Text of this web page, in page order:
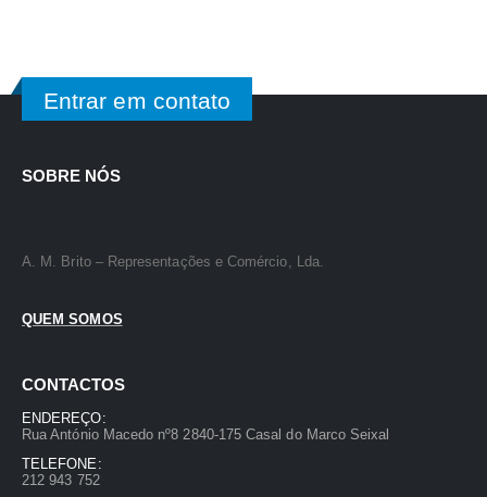
Entrar em contato
SOBRE NÓS
A. M. Brito – Representações e Comércio, Lda.
QUEM SOMOS
CONTACTOS
ENDEREÇO:
Rua António Macedo nº8 2840-175 Casal do Marco Seixal
TELEFONE:
212 943 752